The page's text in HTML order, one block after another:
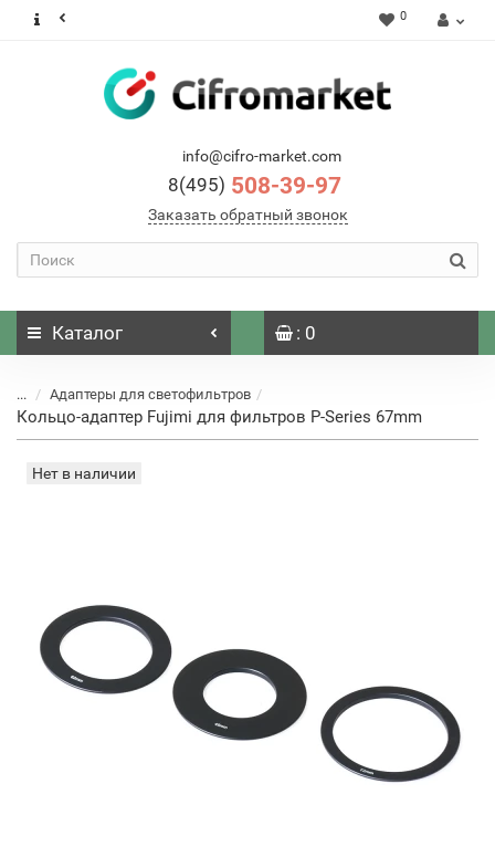
0
info@cifro-market.com
8(495) 508-39-97
Заказать обратный звонок
Каталог : 0
... Адаптеры для светофильтров
Кольцо-адаптер Fujimi для фильтров P-Series 67mm
Нет в наличии